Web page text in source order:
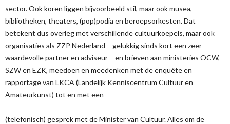
sector. Ook koren liggen bijvoorbeeld stil, maar ook musea,
bibliotheken, theaters, (pop)podia en beroepsorkesten. Dat
betekent dus overleg met verschillende cultuurkoepels, maar ook
organisaties als ZZP Nederland – gelukkig sinds kort een zeer
waardevolle partner en adviseur – en brieven aan ministeries OCW,
SZW en EZK, meedoen en meedenken met de enquête en
rapportage van LKCA (Landelijk Kenniscentrum Cultuur en
Amateurkunst) tot en met een
(telefonisch) gesprek met de Minister van Cultuur. Alles om de